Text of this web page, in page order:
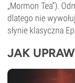
„Mormon Tea”).
dlatego nie
słynie klasyczna
JAK